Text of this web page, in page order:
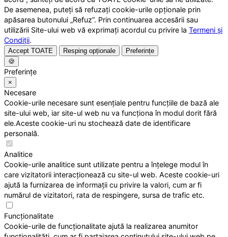
De asemenea, puteți să refuzați cookie-urile opționale prin
apăsarea butonului „Refuz”. Prin continuarea accesării sau
utilizării Site-ului web vă exprimați acordul cu privire la Termeni și
Condiții.
Accept TOATE Resping opționale
Preferințe
🍪
Preferințe
×
Necesare
Cookie-urile necesare sunt esențiale pentru funcțiile de bază ale
site-ului web, iar site-ul web nu va funcționa în modul dorit fără
ele.Aceste cookie-uri nu stochează date de identificare
personală.
Analitice
Cookie-urile analitice sunt utilizate pentru a înțelege modul în
care vizitatorii interacționează cu site-ul web. Aceste cookie-uri
ajută la furnizarea de informații cu privire la valori, cum ar fi
numărul de vizitatori, rata de respingere, sursa de trafic etc.
Funcționalitate
Cookie-urile de funcționalitate ajută la realizarea anumitor